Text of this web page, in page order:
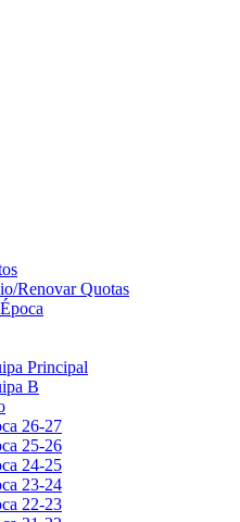
Renovar Quotas
Principal
B
26-27
25-26
24-25
23-24
22-23